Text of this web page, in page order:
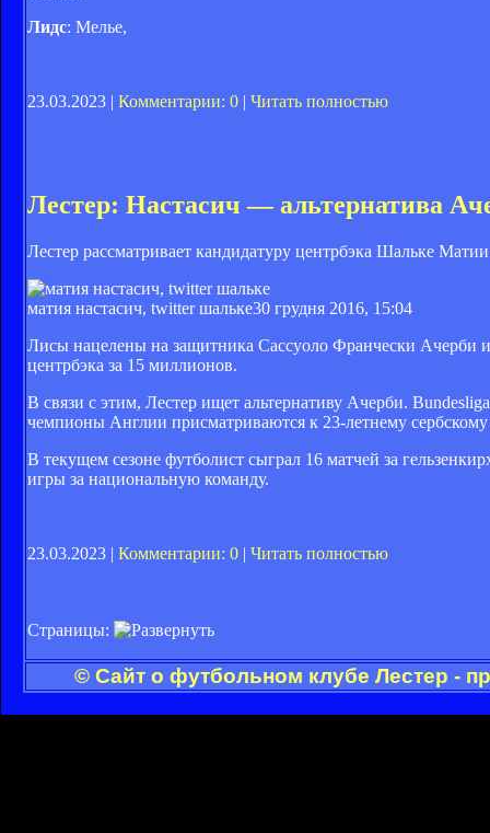
Лидс: Мелье,
23.03.2023 | Комментарии: 0 | Читать полностью
Лестер: Настасич — альтернатива
Лестер рассматривает кандидатуру центрбэка Шальке
матия настасич, twitter шальке30 грудня 2016, 15:04
Лисы нацелены на защитника Сассуоло Франчески Ачерби и
центрбэка за 15 миллионов.
В связи с этим, Лестер ищет альтернативу Ачерби.
чемпионы Англии присматриваются к 23-летнему
В текущем сезоне футболист сыграл 16 матчей за
игры за национальную команду.
23.03.2023 | Комментарии: 0 | Читать полностью
Страницы:
© Сайт о футбольном клубе Лестер -